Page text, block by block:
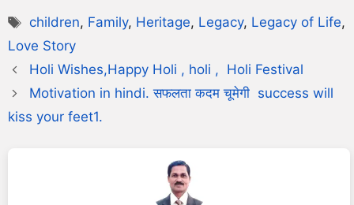
children, Family, Heritage, Legacy, Legacy of Life,
Love Story
Holi Wishes,Happy Holi , holi , Holi Festival
Motivation in hindi. सफलता कदम चूमेगी success will
kiss your feet1.